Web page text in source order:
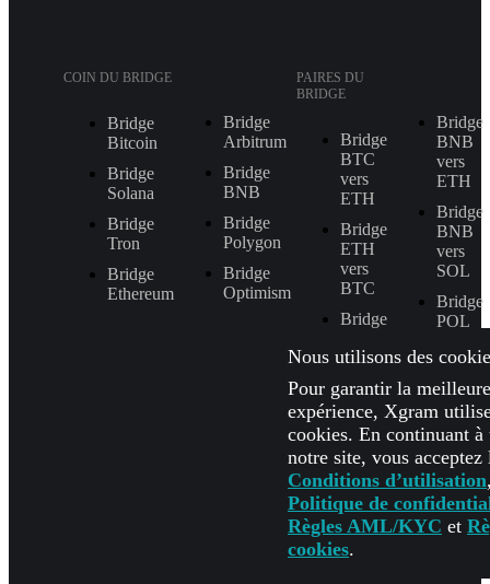
COIN DU BRIDGE
Bridge
Bitcoin
Bridge
Solana
Bridge
Tron
Bridge
Ethereum
Bridge
Arbitrum
Bridge
BNB
Bridge
Polygon
Bridge
Optimism
PAIRES DU
BRIDGE
Bridge
BTC
vers
ETH
Bridge
ETH
vers
BTC
Bridge
vers
Bridge
ETH
vers
SOL
Bridge
BNB
vers
ETH
Bridge
BNB
vers
SOL
Bridge
POL
SOL
Bridge
SOL
vers
ARB
Bridge
ETH
vers
BNB
Nous utilisons des
Pour garantir la meilleure
expérience, Xgram
cookies. En continuant
notre site, vous acceptez
Conditions d’utilisation
Politique de
Règles AML/KYC et
cookies.